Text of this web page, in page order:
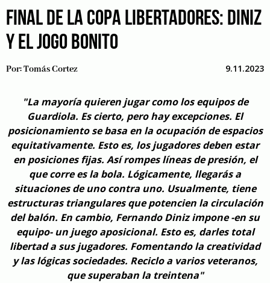
FINAL DE LA COPA LIBERTADORES: DINIZ
Y EL JOGO BONITO
Por:Tomás Cortez 9.11.2023
"La mayoría quieren jugar como los equipos de
Guardiola. Es cierto, pero hay excepciones. El
posicionamiento se basa en la ocupación de espacios
equitativamente. Esto es, los jugadores deben estar
en posiciones fijas. Así rompes líneas de presión, el
que corre es la bola. Lógicamente, llegarás a
situaciones de uno contra uno. Usualmente, tiene
estructuras triangulares que potencien la circulación
del balón. En cambio, Fernando Diniz impone -en su
equipo- un juego aposicional. Esto es, darles total
libertad a sus jugadores. Fomentando la creatividad
y las lógicas sociedades. Reciclo a varios veteranos,
que superaban la treintena"